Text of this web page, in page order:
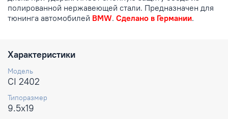
полированной нержавеющей стали. Предназначен для
тюнинга автомобилей BMW. Сделано в Германии.
Характеристики
Модель
CI 2402
Типоразмер
9.5x19